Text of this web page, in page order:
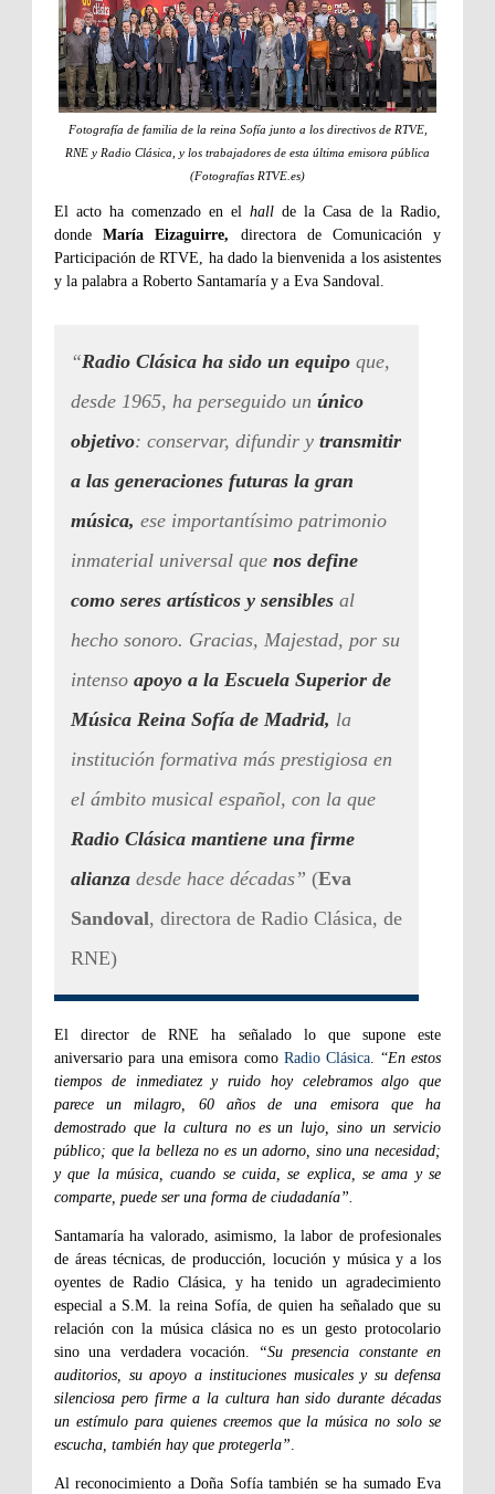
Fotografía de familia de la reina Sofía junto a los directivos de RTVE,
RNE y Radio Clásica, y los trabajadores de esta última emisora pública
(Fotografías RTVE.es)
El acto ha comenzado en el hall de la Casa de la Radio,
dondeMaría Eizaguirre, directora de Comunicación y
Participación de RTVE, ha dado la bienvenida a los asistentes
y la palabra a Roberto Santamaría y a Eva Sandoval.
“Radio Clásica ha sido un equipo que,
desde 1965, ha perseguido un único
objetivo: conservar, difundir y transmitir
a las generaciones futuras la gran
música, ese importantísimo patrimonio
inmaterial universal que nos define
como seres artísticos y sensibles al
hecho sonoro. Gracias, Majestad, por su
intenso apoyo a la Escuela Superior de
Música Reina Sofía de Madrid, la
institución formativa más prestigiosa en
el ámbito musical español, con la que
Radio Clásica mantiene una firme
alianza desde hace décadas” (Eva
Sandoval, directora de Radio Clásica, de
RNE)
El director de RNE ha señalado lo que supone este
aniversario para una emisora como Radio Clásica. “En estos
tiempos de inmediatez y ruido hoy celebramos algo que
parece un milagro, 60 años de una emisora que ha
demostrado que la cultura no es un lujo, sino un servicio
público; que la belleza no es un adorno, sino una necesidad;
y que la música, cuando se cuida, se explica, se ama y se
comparte, puede ser una forma de ciudadanía”.
Santamaría ha valorado, asimismo, la labor de profesionales
de áreas técnicas, de producción, locución y música y a los
oyentes de Radio Clásica, y ha tenido un agradecimiento
especial a S.M. la reina Sofía, de quien ha señalado que su
relación con la música clásica no es un gesto protocolario
sino una verdadera vocación.
“Su presencia constante en
auditorios, su apoyo a instituciones musicales y su defensa
silenciosa pero firme a la cultura han sido durante décadas
un estímulo para quienes creemos que la música no solo se
escucha, también hay que protegerla”.
Al reconocimiento a Doña Sofía también se ha sumado Eva